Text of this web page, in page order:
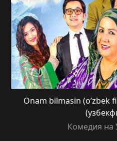
Onam bilmasin
Комедия на